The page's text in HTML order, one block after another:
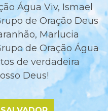
Água Viv, Ismael
de Oração Deus
Marlucia
de Oração Água
de verdadeira
Deus!